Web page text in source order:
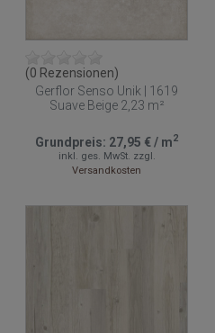
(0 Rezensionen)
Gerflor Senso Unik | 1619
Suave Beige 2,23 m²
Grundpreis: 27,95 €/ m2
inkl. ges. MwSt. zzgl.
Versandkosten